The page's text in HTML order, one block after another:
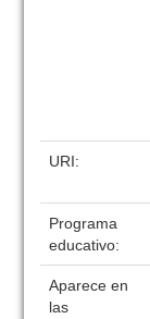
URI:
Programa
educativo:
Aparece en
las